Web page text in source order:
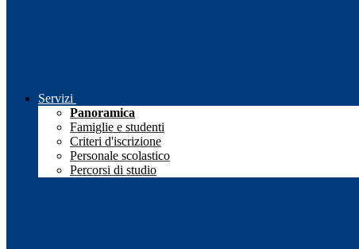
Servizi
Panoramica
Famiglie e studenti
Criteri d'iscrizione
Personale scolastico
Percorsi di studio